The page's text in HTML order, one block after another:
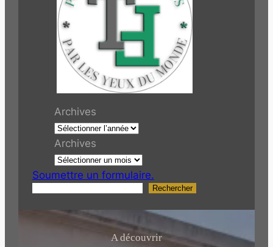
Archives
Archives
Soumettre un formulaire.
Rechercher
A découvrir